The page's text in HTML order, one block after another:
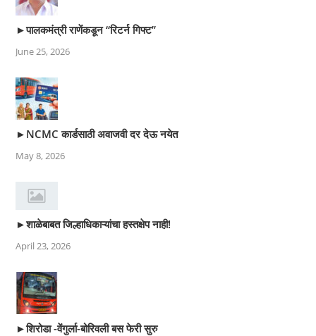
►पालकमंत्री राणेंकडून “रिटर्न गिफ्ट”
June 25, 2026
►NCMC कार्डसाठी अवाजवी दर देऊ नयेत
May 8, 2026
►शाळेबाबत जिल्हाधिकाऱ्यांचा हस्तक्षेप नाही!
April 23, 2026
►शिरोडा -वेंगुर्ला-बोरिवली बस फेरी सुरु